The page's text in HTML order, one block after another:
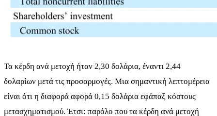
Τα κέρδη ανά μετοχή ήταν 2,30 δολάρια, έναντι 2,44
δολαρίων μετά τις προσαρμογές. Μια σημαντική λεπτομέρεια
είναι ότι η διαφορά αφορά 0,15 δολάρια εφάπαξ κόστους
μετασχηματισμού. Έτσι: παρόλο που τα κέρδη ανά μετοχή